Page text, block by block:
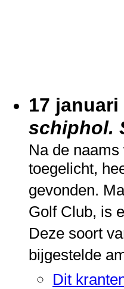
17 januari
schiphol.
Na de
toegelicht,
gevonden.
Golf Club, is
Deze soort
bijgestelde
Dit